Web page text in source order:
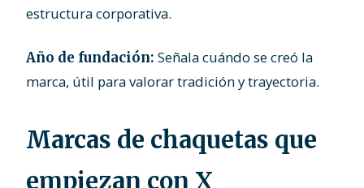
estructura corporativa.
Año de fundación: Señala cuándo se creó la
marca, útil para valorar tradición y trayectoria.
Marcas de chaquetas que
empiezan con X